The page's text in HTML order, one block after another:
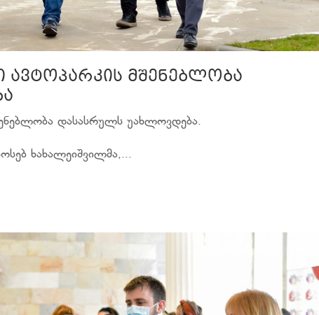
ავტოპარკის მშენებლობა
დასასრულს უახლოვდება.
ხახალეიშვილმა,...